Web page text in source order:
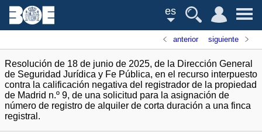
es
anterior siguiente
Resolución de 18 de junio de 2025, de la Dirección General
de Seguridad Jurídica y Fe Pública, en el recurso interpuesto
contra la calificación negativa del registrador de la propiedad
de Madrid n.º 9, de una solicitud para la asignación de
número de registro de alquiler de corta duración a una finca
registral.